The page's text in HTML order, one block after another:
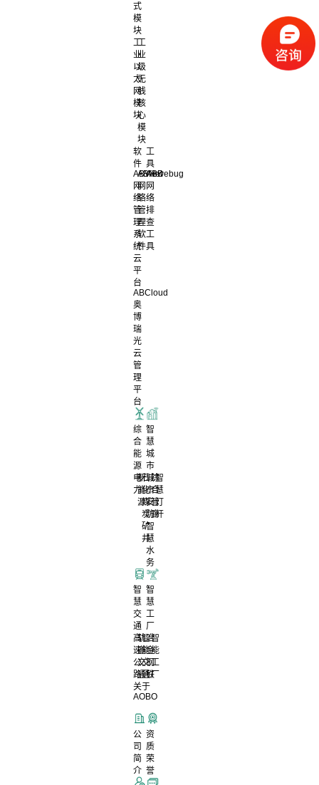
式
模
块
工
业
以
太
网
模
块
工
业
级
无
线
核
心
模
块
软
件
ABView
网
络
管
理
系
统
ABNet
网
络
管
理
软
件
工
具
ABDebug
网
络
排
查
工
具
云
平
台
ABCloud
奥
博
瑞
光
云
管
理
平
台
综
合
能
源
电
力
新
能
源
石
化
煤
炭
矿
井
智
慧
城
市
城
市
安
防
综
合
管
廊
智
慧
灯
杆
智
慧
水
务
智
慧
交
通
高
速
公
路
轨
道
交
通
智
能
交
通
智
慧
工
厂
冶
金
钢
铁
智
能
工
厂
关于
AOBO
公
司
简
介
资
质
荣
誉